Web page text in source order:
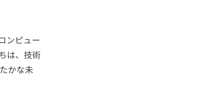
ンピュー
は、技術
かな未